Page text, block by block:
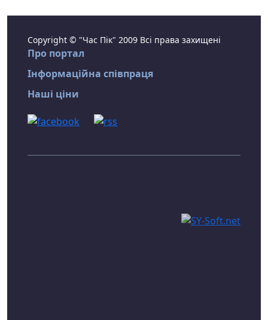
Copyright © "Час Пік" 2009 Всі права захищені
Про портал
Інформаційна співпраця
Наші ціни